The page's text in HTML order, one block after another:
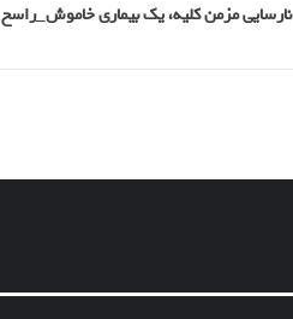
نارسایی مزمن کلیه، یک بیماری خاموش_راسخ